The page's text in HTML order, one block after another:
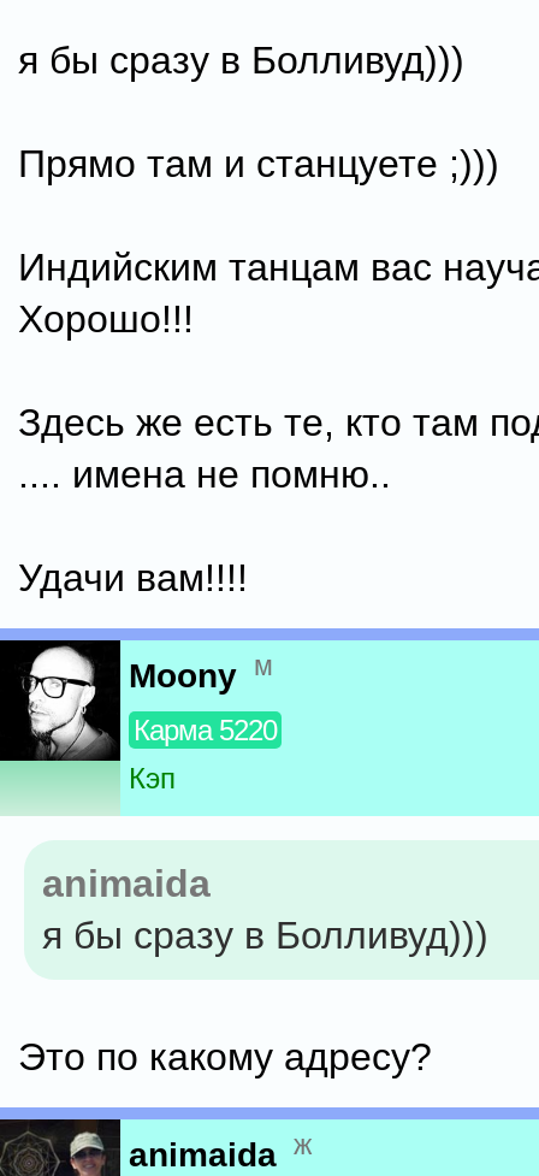
я бы сразу в Болливуд)))
Прямо там и станцуете ;)))
Индийским танцам вас
Хорошо!!!
Здесь же есть те, кто там
.... имена не помню..
Удачи вам!!!!
Moony м
Карма 5220
Кэп
animaida
я бы сразу в Болливуд)))
Это по какому адресу?
animaida ж